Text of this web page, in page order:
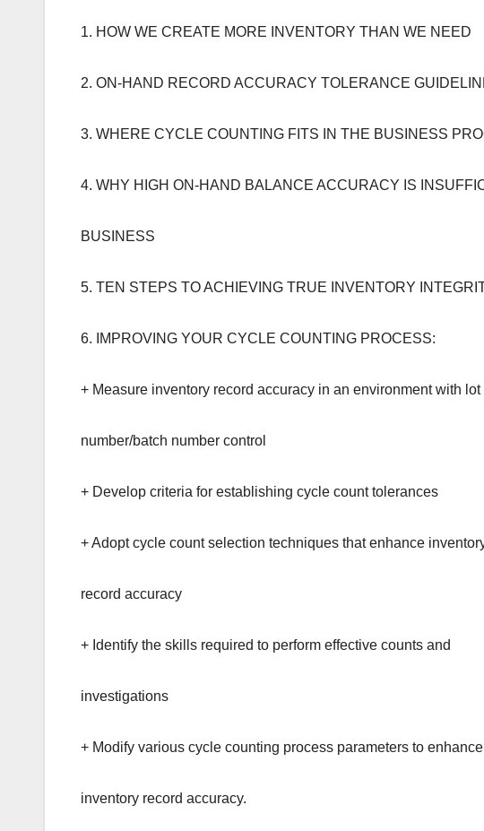
1. HOW WE CREATE MORE INVENTORY THAN WE NEED
2. ON-HAND RECORD ACCURACY TOLERANCE
3. WHERE CYCLE COUNTING FITS IN THE BUSINESS
4. WHY HIGH ON-HAND BALANCE ACCURACY IS
BUSINESS
5. TEN STEPS TO ACHIEVING TRUE INVENTORY
6. IMPROVING YOUR CYCLE COUNTING PROCESS:
+ Measure inventory record accuracy in an environment with lot
number/batch number control
+ Develop criteria for establishing cycle count tolerances
+ Adopt cycle count selection techniques that enhance
record accuracy
+ Identify the skills required to perform effective counts and
investigations
+ Modify various cycle counting process parameters to enhance
inventory record accuracy.